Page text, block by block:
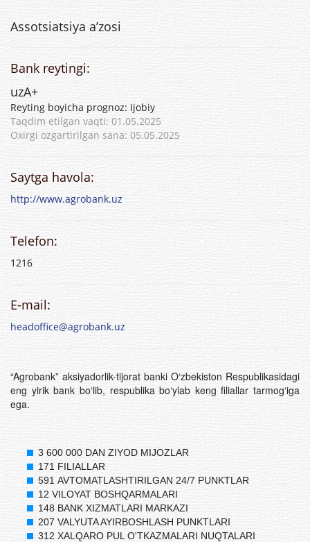
Assotsiatsiya a’zosi
Bank reytingi:
uzA+
Reyting boyicha prognoz: Ijobiy
Taqdim etilgan vaqti: 01.05.2025
Oxirgi ozgartirilgan sana: 05.05.2025
Saytga havola:
http://www.agrobank.uz
Telefon:
1216
E-mail:
headoffice@agrobank.uz
“Agrobank” aksiyadorlik-tijorat banki O‘zbekiston Respublikasidagi
eng yirik bank bo‘lib, respublika bo‘ylab keng filiallar tarmog‘iga
ega.
3 600 000 DAN ZIYOD MIJOZLAR
171 FILIALLAR
591 AVTOMATLASHTIRILGAN 24/7 PUNKTLAR
12 VILOYAT BOSHQARMALARI
148 BANK XIZMATLARI MARKAZI
207 VALYUTA AYIRBOSHLASH PUNKTLARI
312 XALQARO PUL O'TKAZMALARI NUQTALARI